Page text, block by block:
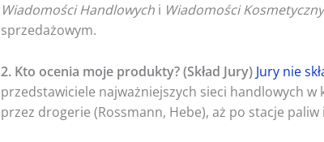
Wiadomości Handlowychi Wiadomości
sprzedażowym.
2. Kto ocenia moje produkty? (Skład Jury) Jury nie
przedstawiciele najważniejszych sieci handlowych
przez drogerie (Rossmann, Hebe), aż po stacje paliw